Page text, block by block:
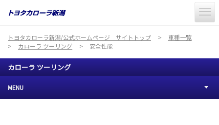
トヨタカローラ新潟/公式ホームページ サイトトップ
車種一覧
カローラ ツーリング
安全性能
カローラ ツーリング
MENU